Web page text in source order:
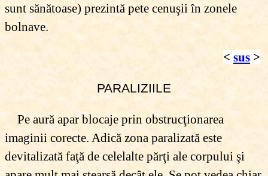
sunt sănătoase) prezintă pete cenuşii în zonele
bolnave.
< sus >
PARALIZIILE
Pe aură apar blocaje prin obstrucţionarea
imaginii corecte. Adică zona paralizată este
devitalizată faţă de celelalte părţi ale corpului şi